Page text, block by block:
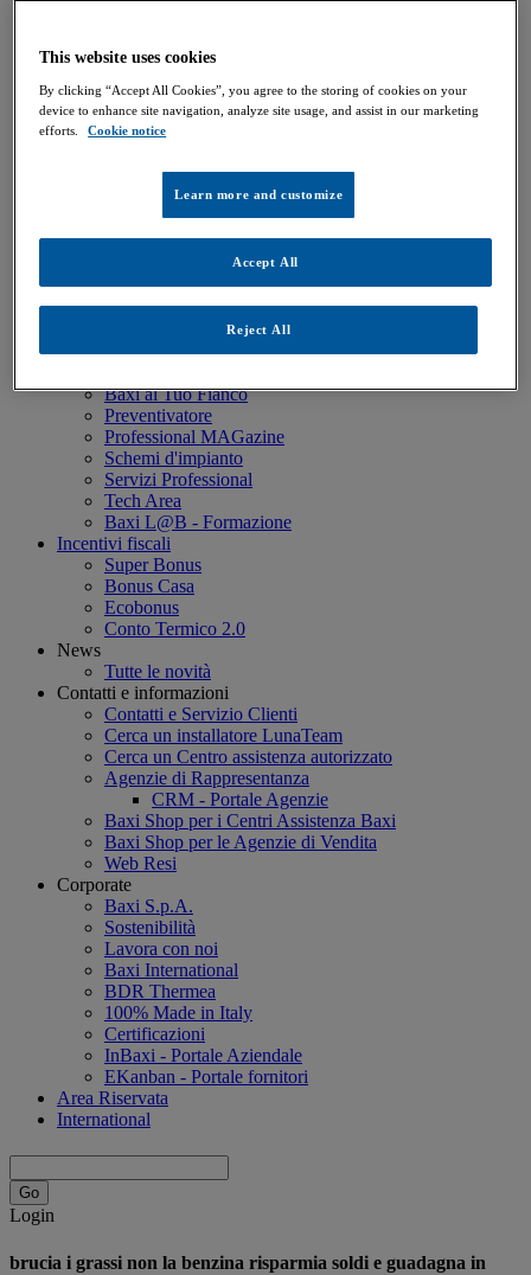
Digital
Baxi OnTheGo - App Cataloghi e listino
Privati
Cerca un installatore LunaTeam
Manutenzione Caldaia
Estensione Garanzia
Baxi Più Green 5
Baxi Più 10 Anni (≤35kW)
Baxi Più Professional (>35 kW)
Servizio Clienti Baxi
FAQ - Domande poste di frequente
Professionisti
Baxi al Tuo Fianco
Preventivatore
Professional MAGazine
Schemi d'impianto
Servizi Professional
Tech Area
Baxi L@B - Formazione
Incentivi fiscali
Super Bonus
Bonus Casa
Ecobonus
Conto Termico 2.0
News
Tutte le novità
Contatti e informazioni
Contatti e Servizio Clienti
Cerca un installatore LunaTeam
Cerca un Centro assistenza autorizzato
Agenzie di Rappresentanza
CRM - Portale Agenzie
Baxi Shop per i Centri Assistenza Baxi
Baxi Shop per le Agenzie di Vendita
Web Resi
Corporate
Baxi S.p.A.
Sostenibilità
Lavora con noi
Baxi International
BDR Thermea
100% Made in Italy
Certificazioni
InBaxi - Portale Aziendale
EKanban - Portale fornitori
Area Riservata
International
Login
brucia i grassi non la benzina risparmia soldi e guadagna in
This website uses cookies
By clicking “Accept All Cookies”, you agree to the storing of cookies on your
device to enhance site navigation, analyze site usage, and assist in our marketing
efforts.
Cookie notice
Learn more and customize
Reject All
Accept All